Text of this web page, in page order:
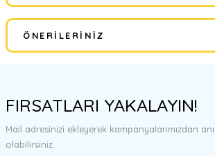
Bu ürüne ilk yorumu siz
Yorum Yaz
ÖNERILERINIZ
tarafımıza iletebilirsiniz.
Görüş ve önerileriniz için teşekkür ederiz.
Ürün resmi kalitesiz, bozuk veya
FIRSATLARI YAKALAYIN!
Mail adresinizi ekleyerek kampanyalarımızdan
olabilirsiniz.